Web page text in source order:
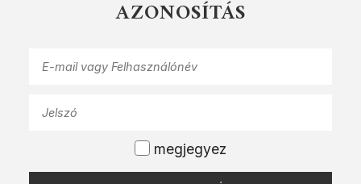
AZONOSÍTÁS
megjegyez